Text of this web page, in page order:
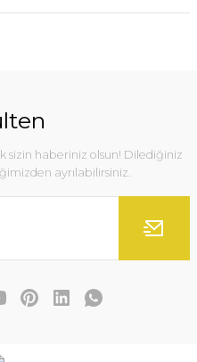
sizin haberiniz olsun! Dilediğiniz
ayrılabilirsiniz.